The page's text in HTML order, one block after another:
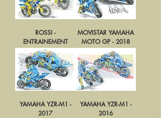
ROSSI -
ENTRAINEMENT
MOVISTAR YAMAHA
MOTO GP - 2018
YAMAHA YZR-M1 -
2017
YAMAHA YZR-M1 -
2016